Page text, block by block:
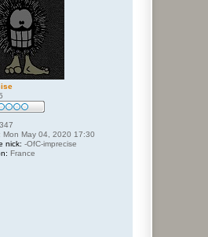
347
Mon May 04, 2020 17:30
nick: -OfC-imprecise
France